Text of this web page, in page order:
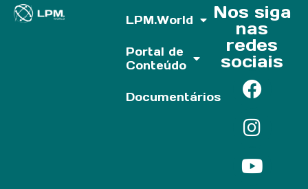
LPM.World
Portal de
Conteúdo
Documentários
Nos siga
nas
redes
sociais